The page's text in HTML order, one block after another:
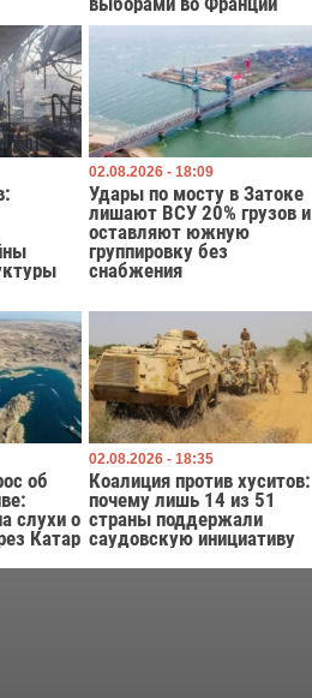
02.08.2026 - 18:09
Удары по мосту в Затоке
лишают ВСУ 20% грузов и
оставляют южную
группировку без
снабжения
об
слухи о
Катар
02.08.2026 - 18:35
Коалиция против хуситов:
почему лишь 14 из 51
страны поддержали
саудовскую инициативу